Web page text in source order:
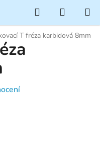
Hledat
KOŠÍK
T fréza karbidová 8mm